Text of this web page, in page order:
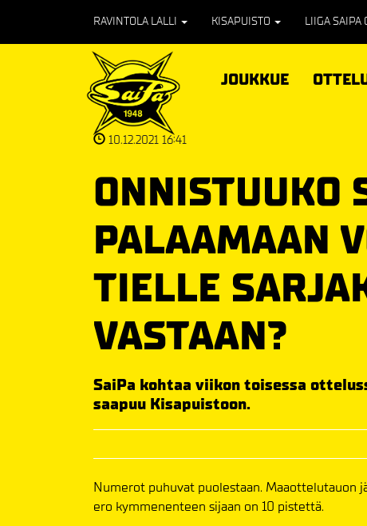
RAVINTOLA LALLI KISAPUISTO LIIGA SAIPA
JOUKKUE
10.12.2021 16:41
ONNISTUUKO
PALAAMAAN
TIELLE
VASTAAN?
SaiPa kohtaa viikon toisessa
saapuu Kisapuistoon.
Numerot puhuvat puolestaan. Maaottelutauon
ero kymmenenteen sijaan on 10 pistettä.